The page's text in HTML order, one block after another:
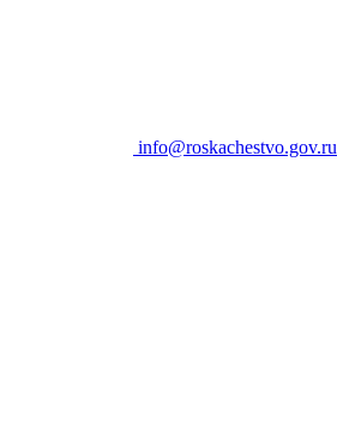
info@roskachestvo.gov.ru